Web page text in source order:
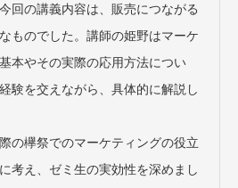
回の講義内容は、販売につながる
ものでした。講師の姫野はマーケ
本やその実際の応用方法につい
験を交えながら、具体的に解説し
の欅祭でのマーケティングの役立
考え、ゼミ生の実効性を深めまし